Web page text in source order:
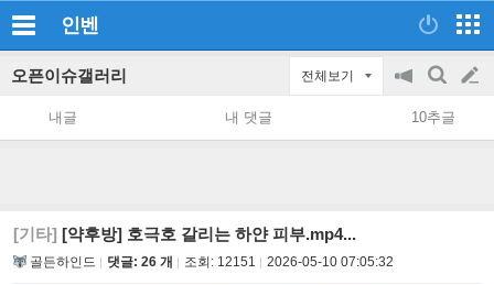
인벤
오픈이슈갤러리 전체보기
공
지
on/off
검
색
글
쓰
내글 내 댓글 10추글
[기타] [약후방] 호극호 갈리는 하얀 피부.mp4...
골든하인드 댓글: 26 개 조회: 12151 2026-05-10 07:05:32